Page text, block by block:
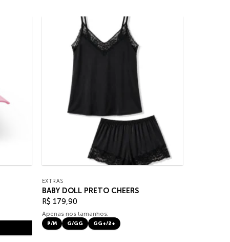
EXTRAS
BABY DOLL PRETO CHEERS
R$ 179,90
Apenas nos tamanhos:
P/M G/GG GG+/2+